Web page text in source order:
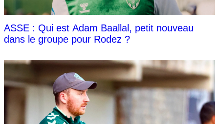
ASSE : Qui est Adam Baallal, petit nouveau
dans le groupe pour Rodez ?